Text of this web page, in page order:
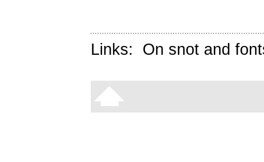
Links: On snot and